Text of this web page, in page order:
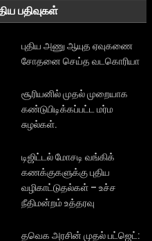
பதிவுகள்
புதிய அணு ஆயுத ஏவுகணை
சோதனை செய்த வடகொரியா
சூரியனில் முதல் முறையாக
கண்டுபிடிக்கப்பட்ட மர்ம
சுழல்கள்.
டிஜிட்டல் மோசடி வங்கிக்
கணக்குகளுக்கு புதிய
வழிகாட்டுதல்கள் – உச்ச
நீதிமன்றம் உத்தரவு
தவெக அரசின் முதல் பட்ஜெட்: